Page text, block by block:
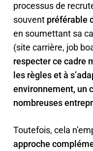
processus de
souvent préférable
en soumettant sa
(site carrière, job
respecter ce cadre
les règles et à
environnement, un
nombreuses
Toutefois, cela
approche